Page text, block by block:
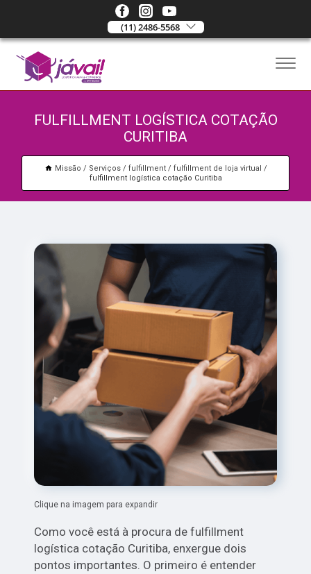
(11) 2486-5568
FULFILLMENT LOGÍSTICA COTAÇÃO
CURITIBA
Missão Serviços fulfillment
fulfillment de loja virtual
fulfillment logística cotação Curitiba
Clique na imagem para expandir
Como você está à procura de fulfillment
logística cotação Curitiba, enxergue dois
pontos importantes. O primeiro é entender